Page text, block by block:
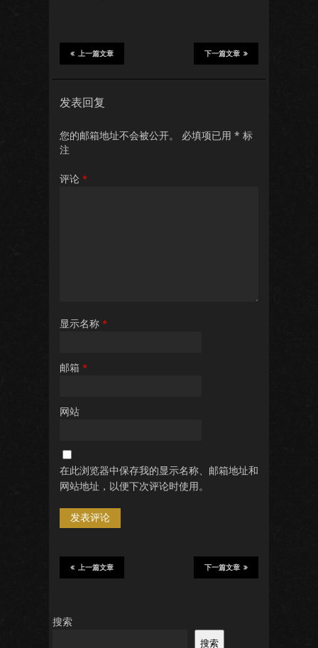
下一篇文章
上一篇文章
发表回复
您的邮箱地址不会被公开。 必填项已用 * 标
注
评论 *
显示名称 *
邮箱 *
网站
在此浏览器中保存我的显示名称、邮箱地址和
网站地址，以便下次评论时使用。
下一篇文章
上一篇文章
搜索
搜索